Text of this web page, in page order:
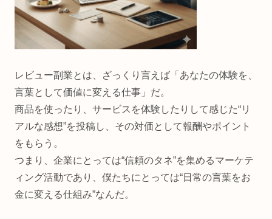
レビュー副業とは、ざっくり言えば「あなたの体験を、
言葉として価値に変える仕事」だ。
商品を使ったり、サービスを体験したりして感じた“リ
アルな感想”を投稿し、その対価として報酬やポイント
をもらう。
つまり、企業にとっては“信頼のタネ”を集めるマーケテ
ィング活動であり、僕たちにとっては“日常の言葉をお
金に変える仕組み”なんだ。